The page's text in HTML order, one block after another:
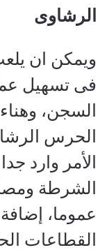
الرشاوى
ويمكن ان
فى تسهيل
السجن،
الحرس
الأمر وارد
الشرطة
عموما،
القطاعات